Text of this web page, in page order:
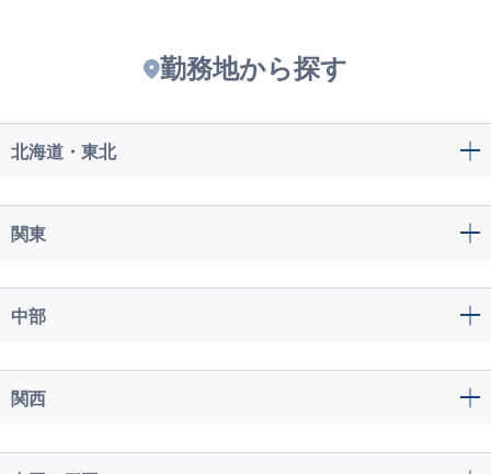
勤務地から探す
北海道・東北
関東
中部
関西